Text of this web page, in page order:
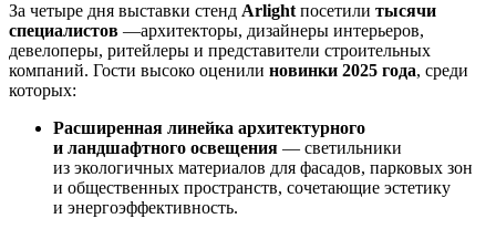
За четыре дня выставки стенд Arlight посетили тысячи
специалистов —архитекторы, дизайнеры интерьеров,
девелоперы, ритейлеры и представители строительных
компаний. Гости высоко оценили новинки 2025 года, среди
которых:
Расширенная линейка архитектурного
и ландшафтного освещения — светильники
из экологичных материалов для фасадов, парковых зон
и общественных пространств, сочетающие эстетику
и энергоэффективность.